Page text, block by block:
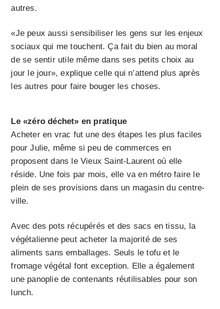
autres.
«Je peux aussi sensibiliser les gens sur les enjeux
sociaux qui me touchent. Ça fait du bien au moral
de se sentir utile même dans ses petits choix au
jour le jour», explique celle qui n’attend plus après
les autres pour faire bouger les choses.
Le «zéro déchet» en pratique
Acheter en vrac fut une des étapes les plus faciles
pour Julie, même si peu de commerces en
proposent dans le Vieux Saint-Laurent où elle
réside. Une fois par mois, elle va en métro faire le
plein de ses provisions dans un magasin du centre-
ville.
Avec des pots récupérés et des sacs en tissu, la
végétalienne peut acheter la majorité de ses
aliments sans emballages. Seuls le tofu et le
fromage végétal font exception. Elle a également
une panoplie de contenants réutilisables pour son
lunch.